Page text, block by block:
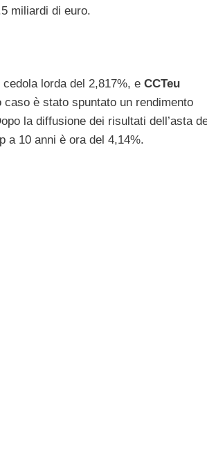
miliardi di euro.
lorda del 2,817%, e CCTeu
è stato spuntato un rendimento
la diffusione dei risultati dell’asta
a 10 anni è ora del 4,14%.